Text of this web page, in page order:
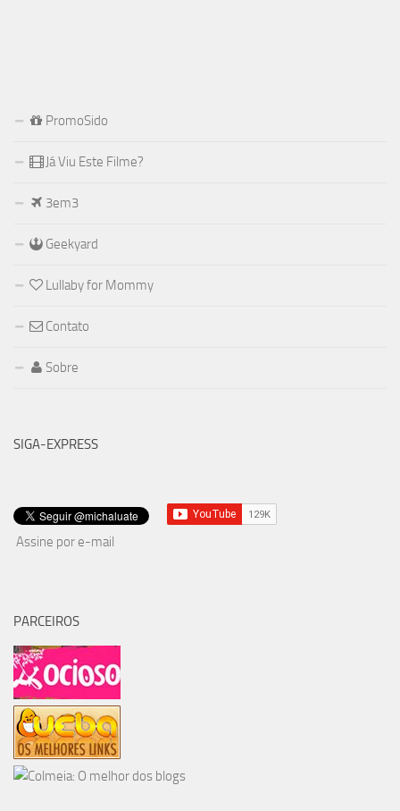
PromoSido
Já Viu Este Filme?
3em3
Geekyard
Lullaby for Mommy
Contato
Sobre
SIGA-EXPRESS
Assine por e-mail
PARCEIROS